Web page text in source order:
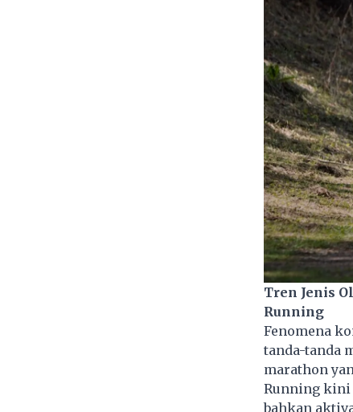
Tren Jenis
Running
Fenomena
tanda-tanda
marathon
Running kini
bahkan